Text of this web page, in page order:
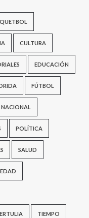
CULTURA
EDUCACIÓN
FÚTBOL
NACIONAL
POLÍTICA
SALUD
TIEMPO